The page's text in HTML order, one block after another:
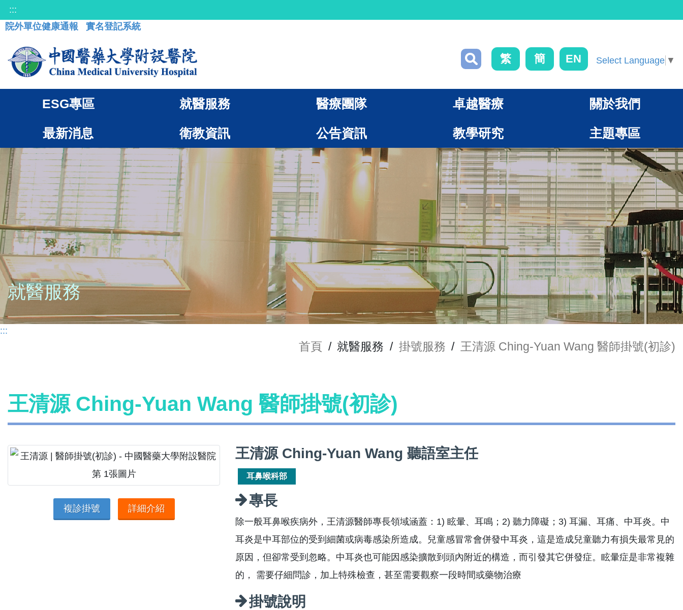
:::
院外單位健康通報
實名登記系統
繁 簡 EN Select Language ▼
ESG專區 就醫服務 醫療團隊 卓越醫療 關於我們
最新消息 衛教資訊 公告資訊 教學研究 主題專區
就醫服務
:::
首頁 / 就醫服務 / 掛號服務 / 王清源 Ching-Yuan Wang 醫師掛號(初診)
王清源 Ching-Yuan Wang 醫師掛號(初診)
複診掛號 詳細介紹
王清源 Ching-Yuan Wang 聽語室主任
耳鼻喉科部
專長
除一般耳鼻喉疾病外，王清源醫師專長領域涵蓋：1) 眩暈、耳鳴；2) 聽力障礙；3) 耳漏、耳痛、中耳炎。中
耳炎是中耳部位的受到細菌或病毒感染所造成。兒童感冒常會併發中耳炎，這是造成兒童聽力有損失最常見的
原因，但卻常受到忽略。中耳炎也可能因感染擴散到頭內附近的構造，而引發其它併發症。眩暈症是非常複雜
的， 需要仔細問診，加上特殊檢查，甚至需要觀察一段時間或藥物治療
掛號說明